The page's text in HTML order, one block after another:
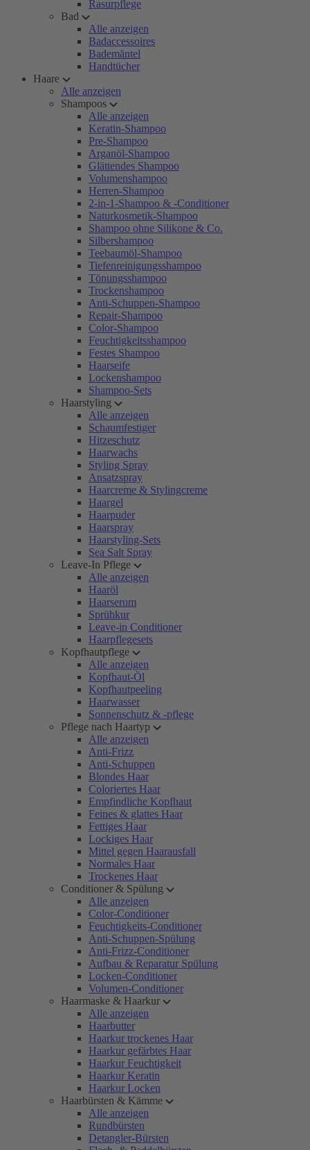
Rasurpflege
Bad
Alle anzeigen
Badaccessoires
Bademäntel
Handtücher
Haare
Alle anzeigen
Shampoos
Alle anzeigen
Keratin-Shampoo
Pre-Shampoo
Arganöl-Shampoo
Glättendes Shampoo
Volumenshampoo
Herren-Shampoo
2-in-1-Shampoo & -Conditioner
Naturkosmetik-Shampoo
Shampoo ohne Silikone & Co.
Silbershampoo
Teebaumöl-Shampoo
Tiefenreinigungsshampoo
Tönungsshampoo
Trockenshampoo
Anti-Schuppen-Shampoo
Repair-Shampoo
Color-Shampoo
Feuchtigkeitsshampoo
Festes Shampoo
Haarseife
Lockenshampoo
Shampoo-Sets
Haarstyling
Alle anzeigen
Schaumfestiger
Hitzeschutz
Haarwachs
Styling Spray
Ansatzspray
Haarcreme & Stylingcreme
Haargel
Haarpuder
Haarspray
Haarstyling-Sets
Sea Salt Spray
Leave-In Pflege
Alle anzeigen
Haaröl
Haarserum
Sprühkur
Leave-in Conditioner
Haarpflegesets
Kopfhautpflege
Alle anzeigen
Kopfhaut-Öl
Kopfhautpeeling
Haarwasser
Sonnenschutz & -pflege
Pflege nach Haartyp
Alle anzeigen
Anti-Frizz
Anti-Schuppen
Blondes Haar
Coloriertes Haar
Empfindliche Kopfhaut
Feines & glattes Haar
Fettiges Haar
Lockiges Haar
Mittel gegen Haarausfall
Normales Haar
Trockenes Haar
Conditioner & Spülung
Alle anzeigen
Color-Conditioner
Feuchtigkeits-Conditioner
Anti-Schuppen-Spülung
Anti-Frizz-Conditioner
Aufbau & Reparatur Spülung
Locken-Conditioner
Volumen-Conditioner
Haarmaske & Haarkur
Alle anzeigen
Haarbutter
Haarkur trockenes Haar
Haarkur gefärbtes Haar
Haarkur Feuchtigkeit
Haarkur Keratin
Haarkur Locken
Haarbürsten & Kämme
Alle anzeigen
Rundbürsten
Detangler-Bürsten